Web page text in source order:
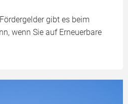
Fördergelder gibt es beim
wenn Sie auf Erneuerbare